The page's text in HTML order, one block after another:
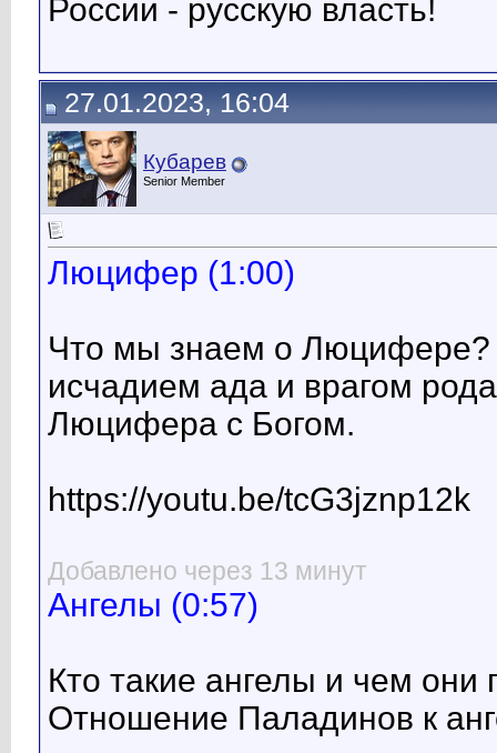
Кубарев
Новотель, Патонг, Пхукет... 02.12.2024,15:04
Рождественский концерт 2025...
Кубарев Новости Святой Руси...23.12.2025,08:31
России - русскую власть!
27.01.2023, 16:04
Кубарев
Senior Member
Люцифер (1:00)
Что мы знаем о Люцифере?
исчадием ада и врагом
Люцифера с Богом.
https://youtu.be/tcG3jznp12k
Добавлено через 13 минут
Ангелы (0:57)
Кто такие ангелы и чем
Отношение Паладинов к